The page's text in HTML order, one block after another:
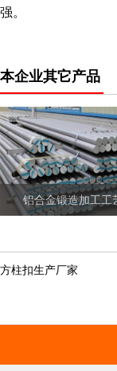
强。
本企业其它产品
铝合金锻造加工工
方柱扣生产厂家